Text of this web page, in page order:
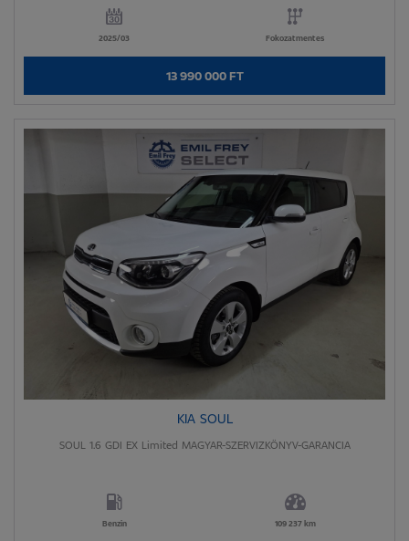
2025/03 Fokozatmentes
13 990 000 FT
KIA SOUL
SOUL 1.6 GDI EX Limited MAGYAR-SZERVIZKÖNYV-GARANCIA
Benzin 109 237 km